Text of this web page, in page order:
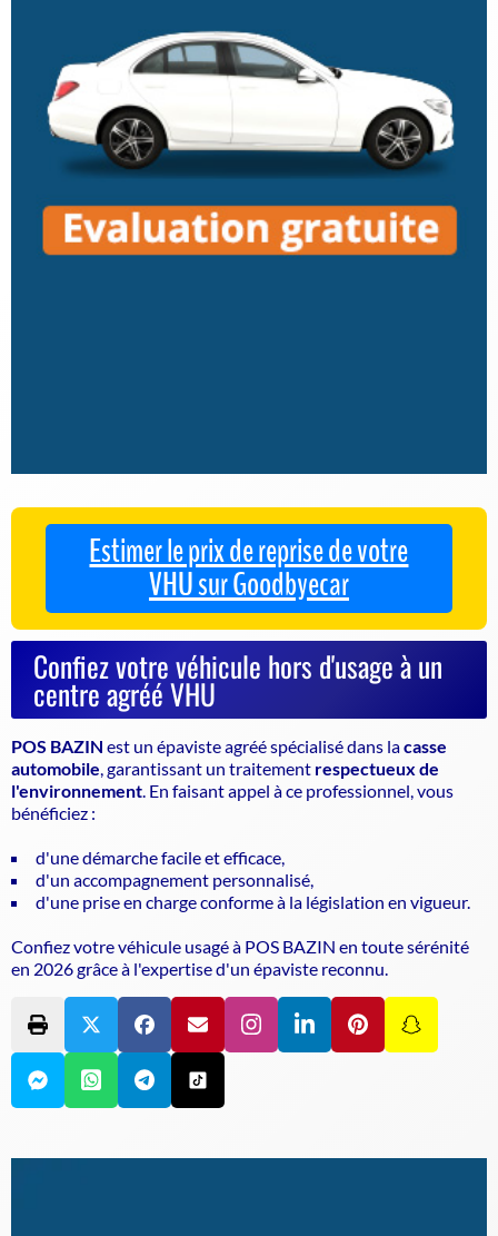
Estimer le prix de reprise de votre
VHU sur Goodbyecar
Confiez votre véhicule hors d'usage à un
centre agréé VHU
POS BAZIN est un épaviste agrééspécialisé dans lacasse
automobile , garantissant un traitement respectueux de
l'environnement . En faisant appel à ce professionnel, vous
bénéficiez :
d'une démarche facile et efficace,
d'un accompagnement personnalisé,
d'une prise en charge conforme à la législation en vigueur.
Confiez votre véhicule usagé à POS BAZIN en toute sérénité
en 2026 grâce à l'expertise d'un épaviste reconnu.